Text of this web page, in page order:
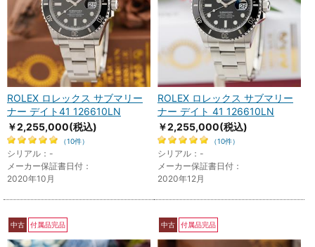
ROLEX ロレックス サブマリー
ナー デイト41 126610LN
￥2,255,000(税込)
（10件）
シリアル：-
メーカー保証書日付：
2020年10月
ROLEX ロレックス サブマリー
ナー デイト 41 126610LN
￥2,255,000(税込)
（10件）
シリアル：-
メーカー保証書日付：
2020年12月
中古 付属品完品 中古 付属品完品